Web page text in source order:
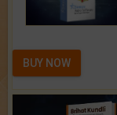
BUY NOW